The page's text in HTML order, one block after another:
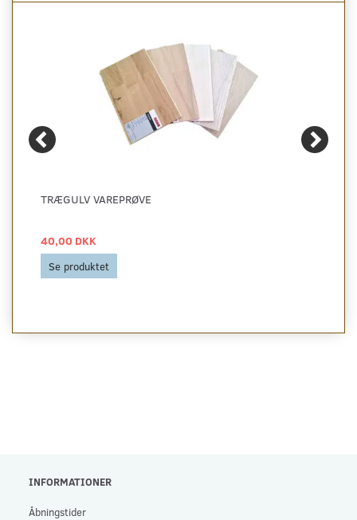
TRÆGULV VAREPRØVE
40,00 DKK
Se produktet
INFORMATIONER
Åbningstider